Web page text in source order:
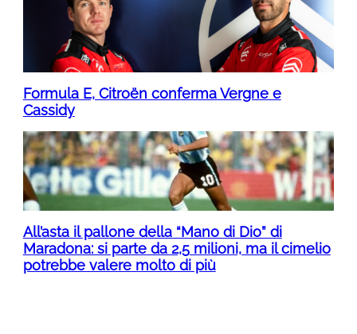
Formula E, Citroën conferma Vergne e
Cassidy
All’asta il pallone della “Mano di Dio” di
Maradona: si parte da 2,5 milioni, ma il cimelio
potrebbe valere molto di più